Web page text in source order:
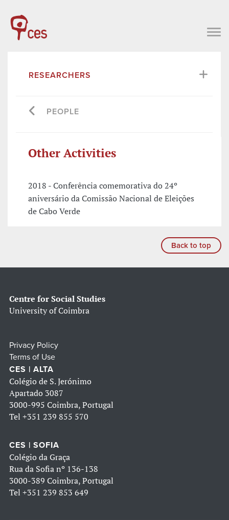
RESEARCHERS
PEOPLE
Other Activities
2018 - Conferência comemorativa do 24º
aniversário da Comissão Nacional de Eleições
de Cabo Verde
Back to top
Centre for Social Studies
University of Coimbra
Privacy Policy
Terms of Use
CES | ALTA
Colégio de S. Jerónimo
Apartado 3087
3000-995 Coimbra, Portugal
Tel +351 239 855 570
CES | SOFIA
Colégio da Graça
Rua da Sofia nº 136-138
3000-389 Coimbra, Portugal
Tel +351 239 853 649